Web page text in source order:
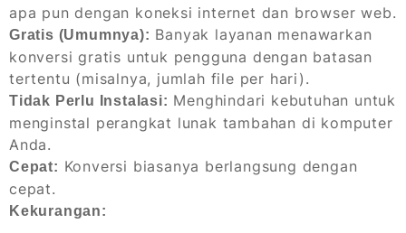
apa pun dengan koneksi internet dan browser web.
Gratis (Umumnya): Banyak layanan menawarkan
konversi gratis untuk pengguna dengan batasan
tertentu (misalnya, jumlah file per hari).
Tidak Perlu Instalasi: Menghindari kebutuhan untuk
menginstal perangkat lunak tambahan di komputer
Anda.
Cepat: Konversi biasanya berlangsung dengan
cepat.
Kekurangan: